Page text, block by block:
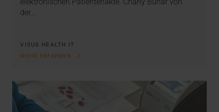
der…
VISUS HEALTH IT
MEHR ERFAHREN